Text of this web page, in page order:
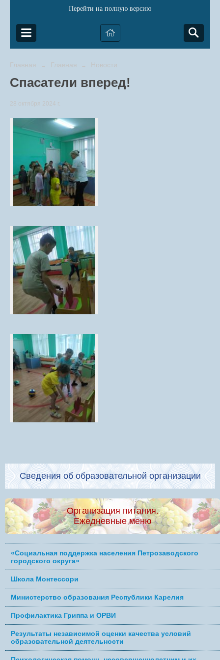
Перейти на полную версию
Главная → Главная → Новости
Спасатели вперед!
28 октября 2024 г.
Сведения об образовательной организации
Организация питания.
Ежедневные меню
«Социальная поддержка населения Петрозаводского
городского округа»
Школа Монтессори
Министерство образования Республики Карелия
Профилактика Гриппа и ОРВИ
Результаты независимой оценки качества условий
образовательной деятельности